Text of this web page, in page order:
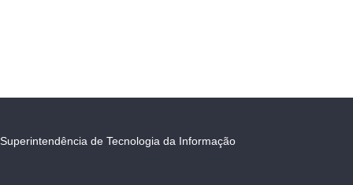
Superintendência de Tecnologia da Informação